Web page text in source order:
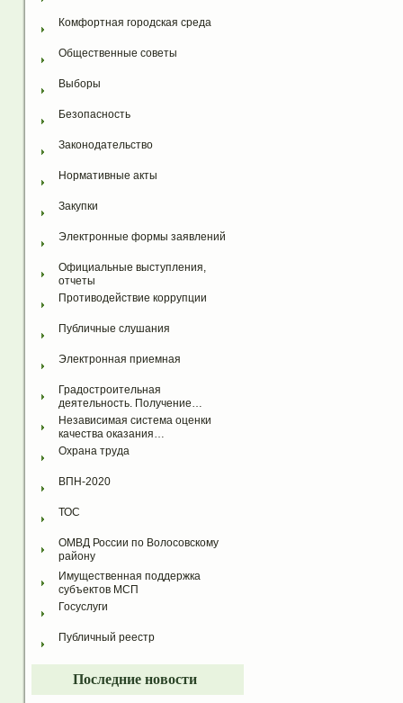
Комфортная городская среда
Общественные советы
Выборы
Безопасность
Законодательство
Нормативные акты
Закупки
Электронные формы заявлений
Официальные выступления,
отчеты
Противодействие коррупции
Публичные слушания
Электронная приемная
Градостроительная
деятельность. Получение…
Независимая система оценки
качества оказания…
Охрана труда
ВПН-2020
ТОС
ОМВД России по Волосовскому
району
Имущественная поддержка
субъектов МСП
Госуслуги
Публичный реестр
Последние новости